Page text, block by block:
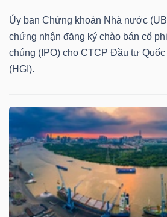
Ủy ban Chứng khoán Nhà nước
chứng nhận đăng ký chào bán cổ
chúng (IPO) cho CTCP Đầu tư
(HGI).
CÔNG
NGHIỆP